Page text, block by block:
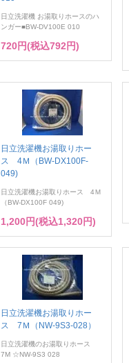
日立洗濯機 お湯取りホースのハ
ンガー■BW-DV100E 010
720円(税込792円)
日立洗濯機お湯取りホー
ス 4Ｍ（BW-DX100F-
049)
日立洗濯機お湯取りホース 4Ｍ
（BW-DX100F 049)
1,200円(税込1,320円)
日立洗濯機お湯取りホー
ス 7Ｍ（NW-9S3-028）
日立洗濯機のお湯取りホース
7M ☆NW-9S3 028